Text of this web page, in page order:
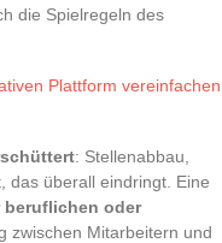
die Spielregeln des
Plattform vereinfachen
: Stellenabbau,
das überall eindringt. Eine
beruflichen oder
zwischen Mitarbeitern und